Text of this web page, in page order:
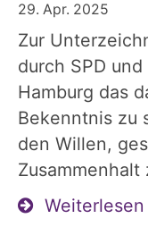
29. Apr. 2025
Zur
durch SPD
Hamburg das
Bekenntnis zu
den Willen,
Zusammenhalt
Weiterlesen